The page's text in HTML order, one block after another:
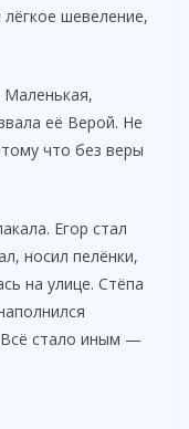
лёгкое шевеление,
Маленькая,
её Верой. Не
что без веры
Егор стал
носил пелёнки,
на улице. Стёпа
стало иным —